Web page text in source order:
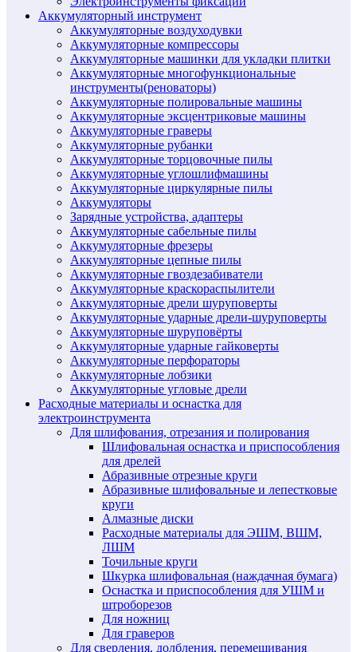
Аккумуляторный инструмент
Аккумуляторные воздуходувки
Аккумуляторные компрессоры
Аккумуляторные машинки для укладки плитки
Аккумуляторные многофункциональные
инструменты(реноваторы)
Аккумуляторные полировальные машины
Аккумуляторные эксцентриковые машины
Аккумуляторные граверы
Аккумуляторные рубанки
Аккумуляторные торцовочные пилы
Аккумуляторные углошлифмашины
Аккумуляторные циркулярные пилы
Аккумуляторы
Зарядные устройства, адаптеры
Аккумуляторные сабельные пилы
Аккумуляторные фрезеры
Аккумуляторные цепные пилы
Аккумуляторные гвоздезабиватели
Аккумуляторные краскораспылители
Аккумуляторные дрели шуруповерты
Аккумуляторные ударные дрели-шуруповерты
Аккумуляторные шуруповёрты
Аккумуляторные ударные гайковерты
Аккумуляторные перфораторы
Аккумуляторные лобзики
Аккумуляторные угловые дрели
Расходные материалы и оснастка для
электроинструмента
Для шлифования, отрезания и полирования
Шлифовальная оснастка и приспособления
для дрелей
Абразивные отрезные круги
Абразивные шлифовальные и лепестковые
круги
Алмазные диски
Расходные материалы для ЭШМ, ВШМ,
ЛШМ
Точильные круги
Шкурка шлифовальная (наждачная бумага)
Оснастка и приспособления для УШМ и
штроборезов
Для ножниц
Для граверов
Для сверления, долбления, перемешивания